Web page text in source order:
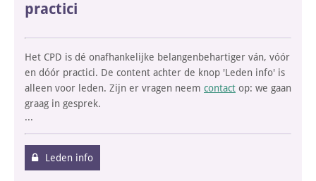
practici
Het CPD is dé onafhankelijke belangenbehartiger ván, vóór
en dóór practici. De content achter de knop 'Leden info' is
alleen voor leden. Zijn er vragen neem contact op: we gaan
graag in gesprek.
...
Leden info